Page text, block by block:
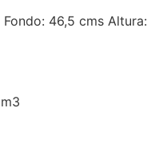
46,5 cms Altura: